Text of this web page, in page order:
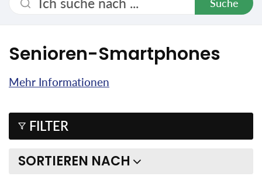
Suche
Senioren-Smartphones
Mehr Informationen
FILTER
SORTIEREN NACH